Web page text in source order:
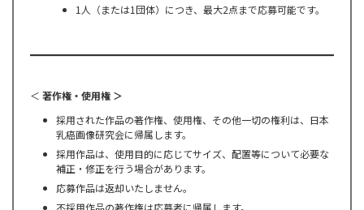
1人（または1団体）につき、最大2点まで応募可能です。
＜ 著作権・使用権 ＞
採用された作品の著作権、使用権、その他一切の権利は、日本
乳癌画像研究会に帰属します。
採用作品は、使用目的に応じてサイズ、配置等について必要な
補正・修正を行う場合があります。
応募作品は返却いたしません。
不採用作品の著作権は応募者に帰属します。